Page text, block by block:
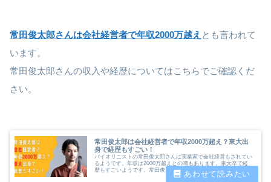
常田俊太郎さんは会社経営者で年収2000万越え とも言われて
います。
常田俊太郎さんの収入や経歴についてはこちらでご確認くだ
さい。
常田俊太郎は会社経営者で年収2000万超え？東大出
身で経歴もすごい！
バイオリニストの常田俊太郎さんは実業家で会社経営もされてい
るようです。年収は2000万越えとの噂もあります。東大卒で経
歴もすごいようです。常田俊太郎さんの年収や経歴について調査